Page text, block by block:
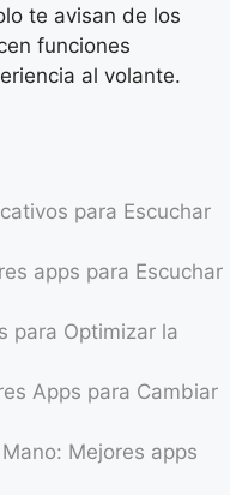
te avisan de los
funciones
al volante.
para Escuchar
apps para Escuchar
para Optimizar la
Apps para Cambiar
Mejores apps